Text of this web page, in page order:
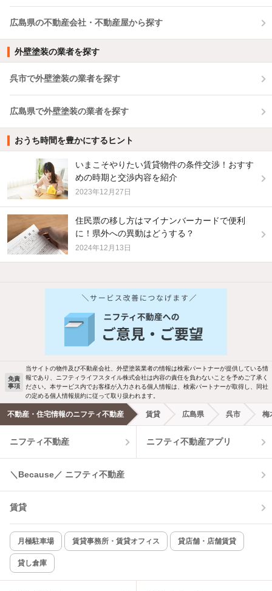
広島県の不動産会社・不動産屋から探す
外壁塗装の業者を探す
呉市で外壁塗装の業者を探す
広島県で外壁塗装の業者を探す
おうち時間を豊かにするヒント
いまこそやりたい賃貸物件の条件交渉！おすす
めの時期と交渉内容を紹介
2023年12月27日
住民票の移し方はマイナンバーカードで便利
に！県外への異動はどうする？
2024年12月13日
他の人はこんな条件で絞り込んでいます！
バス・トイレ別 2階以上
洗濯機置場あり 独立洗面台
エアコンあり 都市ガス
温水洗浄便座 オートロック
コンロ2口以上
新着のみ インターネット無料
該当件数:
物件一覧に反映
新着物件メール通知
ご希望の条件の物件が見つかり次第、メ
新着メール通知を受け取る
免責
事項
当サイトの物件及び不動産会社、外壁塗装業者の情報は検索パートナーが提供している情
報であり、ニフティライフスタイル株式会社は内容の責任を負わないことを予めご了承く
ださい。本サービス内でお客様が入力される個人情報は、検索パートナーが取得し、同社
の定める個人情報規約に従って取り扱われます。
不動産・住宅情報のニフティ不動産 賃貸 広島県 呉市 梅
ニフティ不動産 ニフティ不動産アプリ
＼Because／ ニフティ不動産
賃貸
月極駐車場 賃貸事務所・賃貸オフィス 貸店舗・店舗賃貸
貸し倉庫